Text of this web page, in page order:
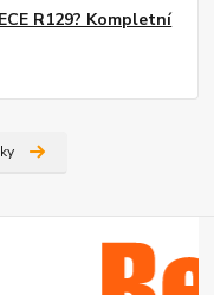
R129? Kompletní